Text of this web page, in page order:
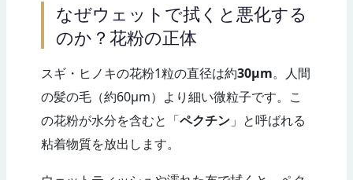
なぜウェットで拭くと悪化する
のか？花粉の正体
スギ・ヒノキの花粉1粒の直径は約30μm。人間
の髪の毛（約60μm）より細い微粒子です。こ
の花粉が水分を含むと「ペクチン 」と呼ばれる
粘着物質を放出します。